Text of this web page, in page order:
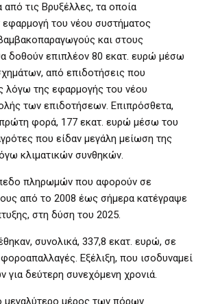
από τις Βρυξέλλες, τα οποία
του νέου συστήματος
και στους
δοθούν επιπλέον 80 εκατ. ευρώ μέσω
από επιδοτήσεις που
λόγω της εφαρμογής του νέου
των επιδοτήσεων. Επιπρόσθετα,
πρώτη φορά, 177 εκατ. ευρώ μέσω του
που είδαν μεγάλη μείωση της
κλιματικών συνθηκών.
πληρωμών που αφορούν σε
από το 2008 έως σήμερα κατέγραψε
στη δύση του 2025.
συνολικά, 337,8 εκατ. ευρώ, σε
Εξέλιξη, που ισοδυναμεί
δεύτερη συνεχόμενη χρονιά.
μεγαλύτερο μέρος των πόρων